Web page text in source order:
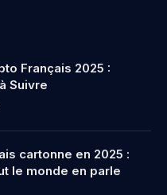
Français 2025 :
Suivre
cartonne en 2025 :
le monde en parle